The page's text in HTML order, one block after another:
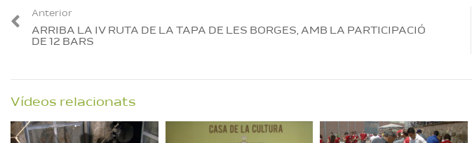
Anterior
ARRIBA LA IV RUTA DE LA TAPA DE LES BORGES, AMB LA PARTICIPACIÓ
DE 12 BARS
Vídeos relacionats